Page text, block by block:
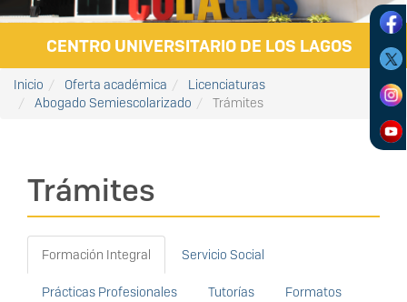
CENTRO UNIVERSITARIO DE LOS LAGOS
Inicio Oferta académica
Licenciaturas
Abogado Semiescolarizado
Trámites
Trámites
Formación Integral Servicio Social
Prácticas Profesionales Tutorías Formatos